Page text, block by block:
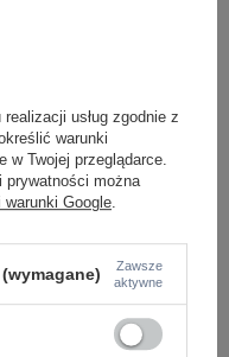
Napisz do nas
usług zgodnie z
warunki
w Twojej przeglądarce.
prywatności można
warunki Google
Zawsze
aktywne